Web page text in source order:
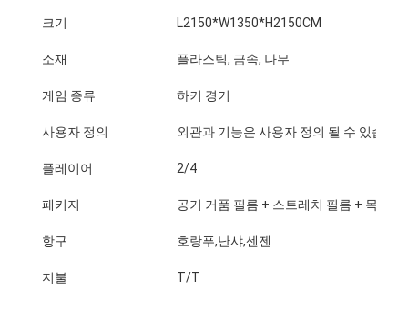
크기 L2150*W1350*H2150CM
소재 플라스틱, 금속, 나무
게임 종류 하키 경기
사용자 정의 외관과 기능은 사용자 정의 될 수 있습니
플레이어 2/4
패키지 공기 거품 필름 + 스트레치 필름 + 목재
항구 호랑푸,난샤,센젠
지불 T/T